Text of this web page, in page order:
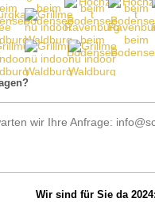
wir Ihre Anfrage:
Wir sind für Sie da 2024: